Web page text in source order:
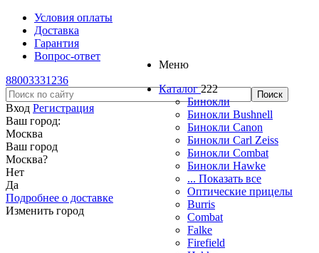
Условия оплаты
Доставка
Гарантия
Вопрос-ответ
88003331236
Вход Регистрация
Ваш город:
Москва
Ваш город
Москва?
Нет
Да
Подробнее о доставке
Изменить город
Меню
Каталог 222
Бинокли
Бинокли Bushnell
Бинокли Canon
Бинокли Carl Zeiss
Бинокли Combat
Бинокли Hawke
... Показать все
Оптические прицелы
Burris
Combat
Falke
Firefield